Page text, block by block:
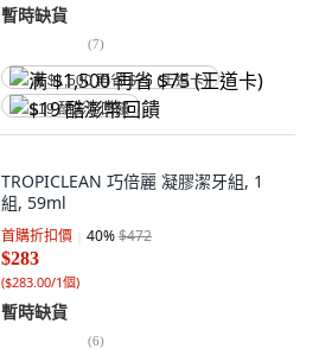
暫時缺貨
(7)
满 $1,500 再省 $75 (王道卡)
$19 酷澎幣回饋
TROPICLEAN 巧倍麗 凝膠潔牙組, 1
組, 59ml
首購折扣價 40%$472
$283
($283.00/1個)
暫時缺貨
(6)